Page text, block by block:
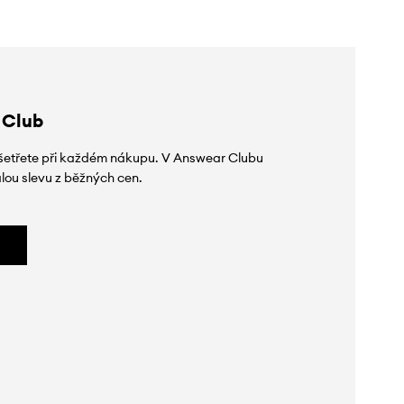
při každém nákupu. V Answear Clubu
slevu z běžných cen.